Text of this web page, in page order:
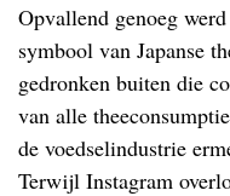
Opvallend genoeg
symbool van Japanse
gedronken buiten die
van alle
de voedselindustrie
Terwijl Instagram